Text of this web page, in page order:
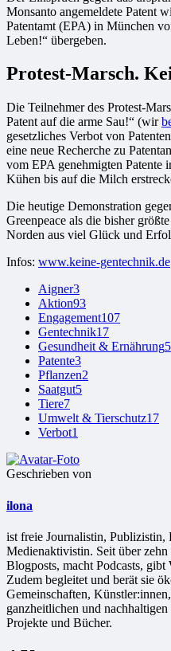
Monsanto angemeldete Patent
Patentamt (EPA) in München
Leben!“ übergeben.
Protest-Marsch.
Die Teilnehmer des Protest-
Patent auf die arme Sau!“ (wir
gesetzliches Verbot von
eine neue Recherche zu
vom EPA genehmigten Patente
Kühen bis auf die Milch
Die heutige Demonstration
Greenpeace als die bisher
Norden aus viel Glück und
Infos: www.keine-gentechnik.de
Aigner3
Aktion93
Engagement107
Gentechnik17
Gesundheit & Ernährung
Patente3
Pflanzen2
Saatgut5
Tiere7
Umwelt & Tierschutz17
Verbot1
Geschrieben von
ilona
ist freie Jour­na­lis­tin, Publizistin,
Medienaktivistin. Seit über zehn
Blogposts, macht Podcasts,
Zudem begleitet und berät sie
Gemeinschaften,
ganzheitlichen und
Projekte und Bücher.